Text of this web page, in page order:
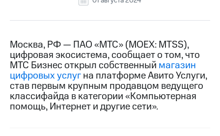
региона
Правовая
информация
Контакты
Медиа-центр
Пресс-
релизы
Москва, РФ — ПАО «МТС» (MOEX: MTSS),
цифровая экосистема, сообщает о том, что
МТС Бизнес открыл собственный магазин
цифровых услугна платформе Авито Услуги,
став первым крупным продавцом ведущего
классифайда в категории «Компьютерная
помощь, Интернет и другие сети».